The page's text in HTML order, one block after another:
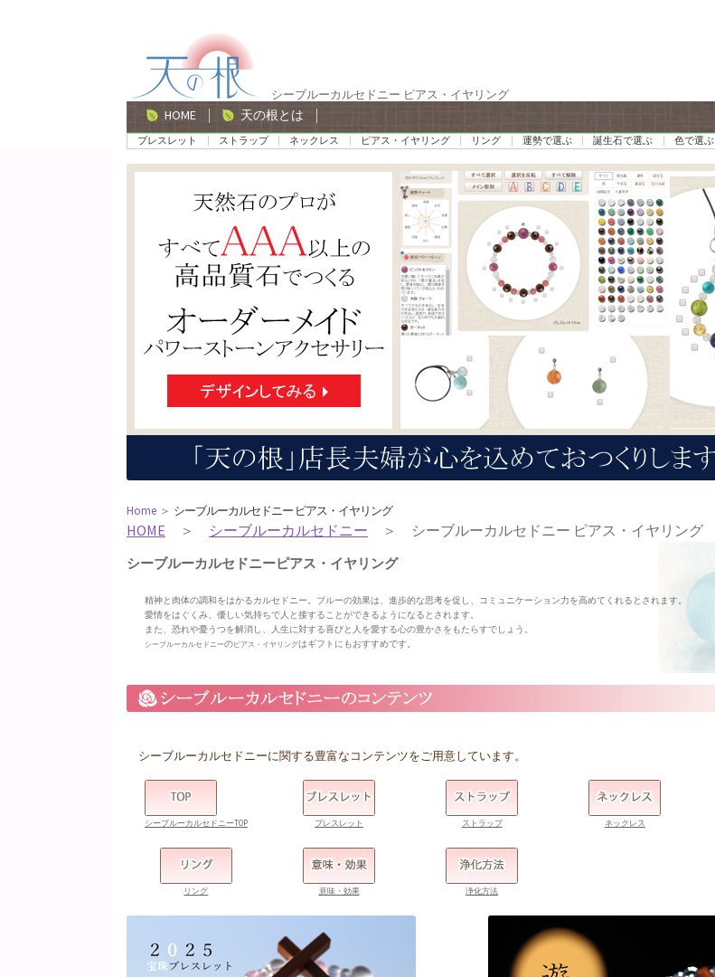
ー
シ
ョ
ン
ン
ツ
へ
ス
シーブルーカルセドニー ピアス・イヤリング
HOME 天の根とは
ブレスレット ストラップ ネックレス ピアス・イヤリング リング 運勢で選ぶ 誕生石で選ぶ 色で選ぶ
Home ＞ シーブルーカルセドニー ピアス・イヤリング
HOME ＞ シーブルーカルセドニー ＞ シーブルーカルセドニー ピアス・イヤリング
シーブルーカルセドニーピアス・イヤリング
精神と肉体の調和をはかるカルセドニー。ブルーの効果は、進歩的な思考を促し、コミュニケーション力を高めてくれるとされます。
愛情をはぐくみ、優しい気持ちで人と接することができるようになるとされます。
また、恐れや憂うつを解消し、人生に対する喜びと人を愛する心の豊かさをもたらすでしょう。
シーブルーカルセドニーのピアス・イヤリングはギフトにもおすすめです。
シーブルーカルセドニーに関する豊富なコンテンツをご用意しています。
シーブルーカルセドニーTOP ブレスレット ストラップ ネックレス
リング 意味・効果 浄化方法